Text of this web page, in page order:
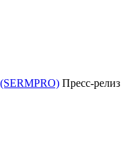
Пресс-релиз